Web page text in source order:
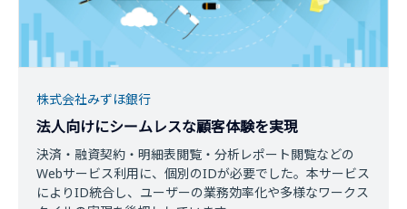
株式会社みずほ銀行
法人向けにシームレスな顧客体験を実現
決済・融資契約・明細表閲覧・分析レポート閲覧などの
Webサービス利用に、個別のIDが必要でした。本サービス
によりID統合し、ユーザーの業務効率化や多様なワークス